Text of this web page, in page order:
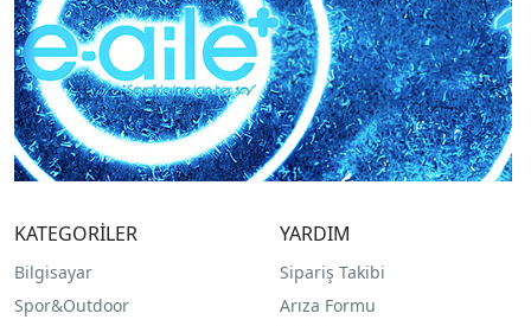
KATEGORİLER
Bilgisayar
Spor&Outdoor
YARDIM
Sipariş Takibi
Arıza Formu